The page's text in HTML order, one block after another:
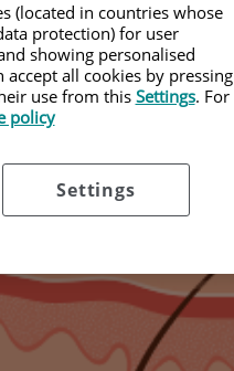
(located in countries whose
protection) for user
showing personalised
all cookies by pressing
use from this Settings. For
policy
Settings